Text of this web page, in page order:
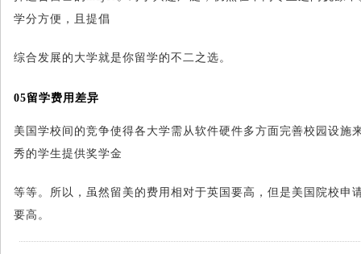
学分方便，且提倡
综合发展的大学就是你留学的不二之选。
05留学费用差异
美国学校间的竞争使得各大学需从软件硬件多方面完善校园设施
秀的学生提供奖学金
等等。所以，虽然留美的费用相对于英国要高，但是美国院校申
要高。